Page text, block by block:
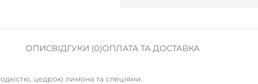
ОПИСВІДГУКИ (0)ОПЛАТА ТА ДОСТАВКА
цедрою лимона та спеціями.